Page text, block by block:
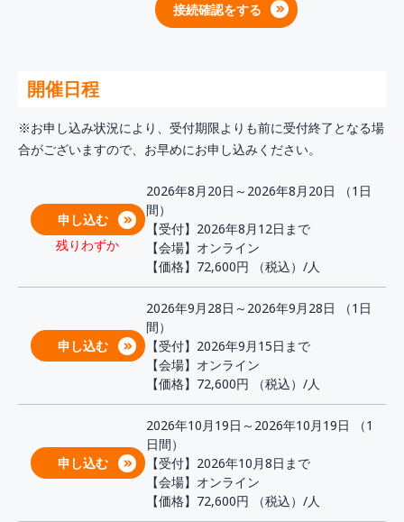
接続確認をする
開催日程
※お申し込み状況により、受付期限よりも前に受付終了となる場
合がございますので、お早めにお申し込みください。
申し込む
残りわずか
2026年8月20日～2026年8月20日 （1日
間）
【受付】2026年8月12日まで
【会場】オンライン
【価格】72,600円
（税込）/人
申し込む
2026年9月28日～2026年9月28日 （1日
間）
【受付】2026年9月15日まで
【会場】オンライン
【価格】72,600円
（税込）/人
申し込む
2026年10月19日～2026年10月19日 （1
日間）
【受付】2026年10月8日まで
【会場】オンライン
【価格】72,600円
（税込）/人